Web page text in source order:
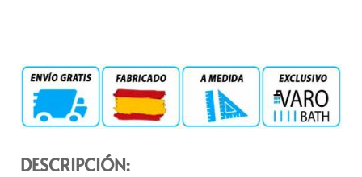
DESCRIPCIÓN: